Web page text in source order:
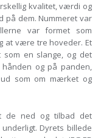
kvalitet, værdi og
på dem. Nummeret var
var formet som
at være tre hoveder. Et
en slange, og det
og på panden,
som om mærket og
de ned og tilbad det
Dyrets billede